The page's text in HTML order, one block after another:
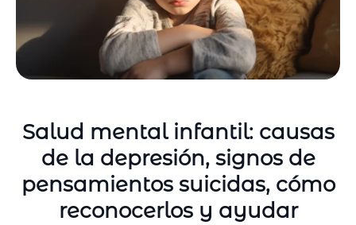
Salud mental infantil: causas
de la depresión, signos de
pensamientos suicidas, cómo
reconocerlos y ayudar